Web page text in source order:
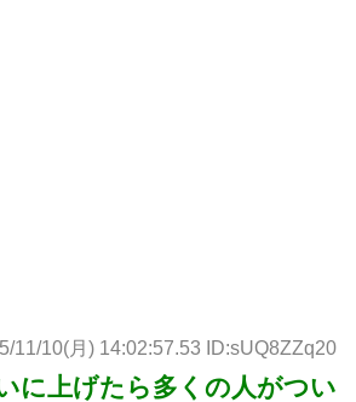
11/10(月) 14:02:57.53 ID:sUQ8ZZq20
に上げたら多くの人がつい